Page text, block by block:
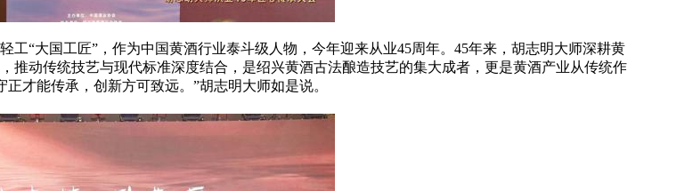
“大国工匠”，作为中国黄酒行业泰斗级人物，今年迎来从业45周年。45年来，胡志明大师深耕黄
推动传统技艺与现代标准深度结合，是绍兴黄酒古法酿造技艺的集大成者，更是黄酒产业从传统作
才能传承，创新方可致远。”胡志明大师如是说。